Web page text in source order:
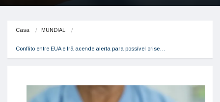
Casa MUNDIAL
Conflito entre EUA e Irã acende alerta para possível crise…